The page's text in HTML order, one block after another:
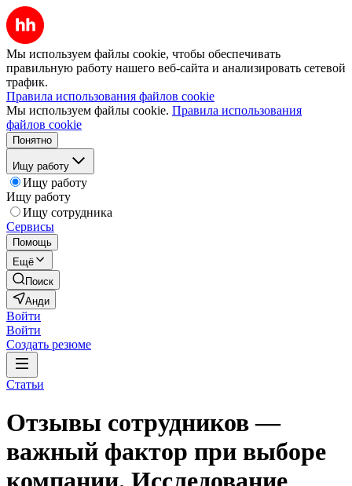
Мы используем файлы cookie, чтобы обеспечивать
правильную работу нашего веб-сайта и анализировать сетевой
трафик.
Правила использования файлов cookie
Мы используем файлы cookie. Правила использования
файлов cookie
Понятно
Ищу работу
Ищу работу
Ищу работу
Ищу сотрудника
Сервисы
Помощь
Ещё
Поиск
Анди
Войти
Войти
Создать резюме
Статьи
Отзывы сотрудников —
важный фактор при выборе